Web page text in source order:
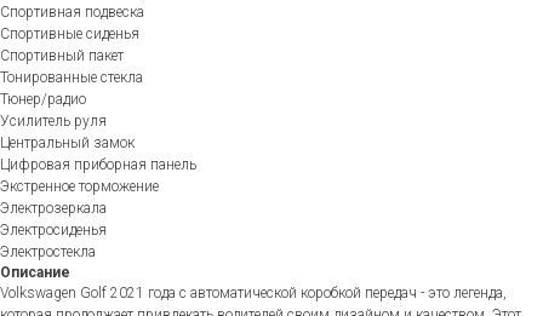
Спортивная подвеска
Спортивные сиденья
Спортивный пакет
Тонированные стекла
Тюнер/радио
Усилитель руля
Центральный замок
Цифровая приборная панель
Экстренное торможение
Электрозеркала
Электросиденья
Электростекла
Описание
Volkswagen Golf 2021 года с автоматической коробкой передач - это легенда,